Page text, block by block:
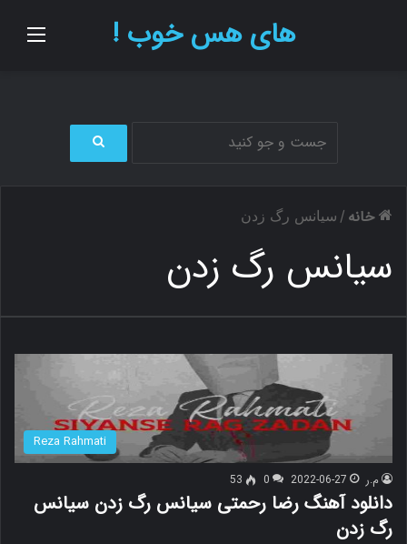
های هس خوب !
ج
ی
خانه / سیانس رگ زدن
سیانس رگ زدن
Reza Rahmati
م.ر 2022-06-27
0
53
دانلود آهنگ رضا رحمتی سیانس رگ زدن سیانس
رگ زدن